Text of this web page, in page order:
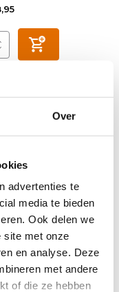
Over
advertenties te
media te bieden
Ook delen we
site met onze
en analyse. Deze
met andere
of die ze hebben
e-Slide L 120-
donker grijs